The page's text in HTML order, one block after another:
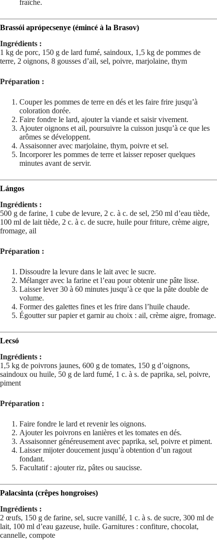
fraîche.
Brassói aprópecsenye (émincé à la Brasov)
Ingrédients :
1 kg de porc, 150 g de lard fumé, saindoux, 1,5 kg de pommes de
terre, 2 oignons, 8 gousses d’ail, sel, poivre, marjolaine, thym
Préparation :
Couper les pommes de terre en dés et les faire frire jusqu’à
coloration dorée.
Faire fondre le lard, ajouter la viande et saisir vivement.
Ajouter oignons et ail, poursuivre la cuisson jusqu’à ce que les
arômes se développent.
Assaisonner avec marjolaine, thym, poivre et sel.
Incorporer les pommes de terre et laisser reposer quelques
minutes avant de servir.
Lángos
Ingrédients :
500 g de farine, 1 cube de levure, 2 c. à c. de sel, 250 ml d’eau tiède,
100 ml de lait tiède, 2 c. à c. de sucre, huile pour friture, crème aigre,
fromage, ail
Préparation :
Dissoudre la levure dans le lait avec le sucre.
Mélanger avec la farine et l’eau pour obtenir une pâte lisse.
Laisser lever 30 à 60 minutes jusqu’à ce que la pâte double de
volume.
Former des galettes fines et les frire dans l’huile chaude.
Égoutter sur papier et garnir au choix : ail, crème aigre, fromage.
Lecsó
Ingrédients :
1,5 kg de poivrons jaunes, 600 g de tomates, 150 g d’oignons,
saindoux ou huile, 50 g de lard fumé, 1 c. à s. de paprika, sel, poivre,
piment
Préparation :
Faire fondre le lard et revenir les oignons.
Ajouter les poivrons en lanières et les tomates en dés.
Assaisonner généreusement avec paprika, sel, poivre et piment.
Laisser mijoter doucement jusqu’à obtention d’un ragout
fondant.
Facultatif : ajouter riz, pâtes ou saucisse.
Palacsinta (crêpes hongroises)
Ingrédients :
2 œufs, 150 g de farine, sel, sucre vanillé, 1 c. à s. de sucre, 300 ml de
lait, 100 ml d’eau gazeuse, huile. Garnitures : confiture, chocolat,
cannelle, compote